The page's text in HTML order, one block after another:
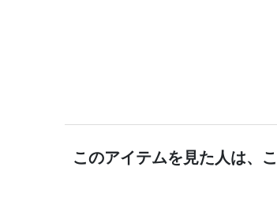
このアイテムを見た人は、